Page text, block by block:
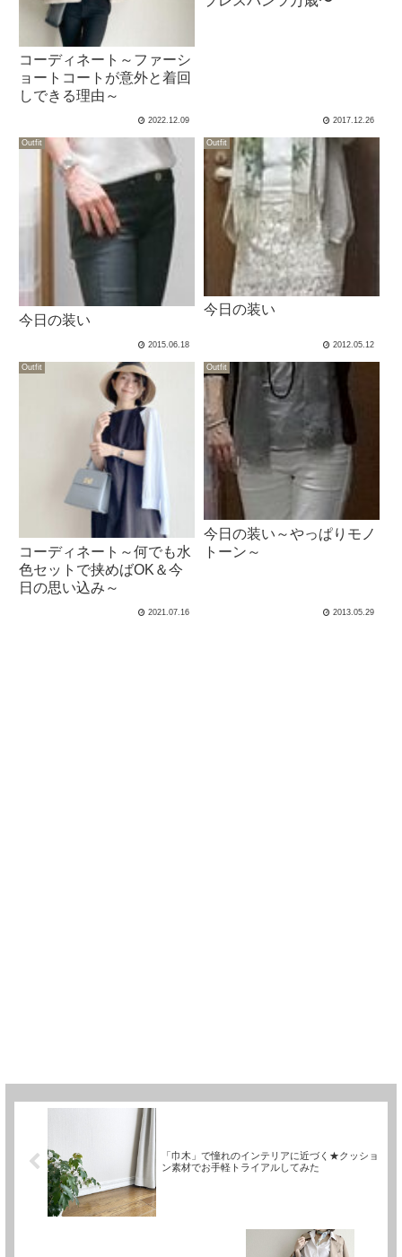
コーディネート～ファーシ
ョートコートが意外と着回
しできる理由～
2022.12.09 2017.12.26
Outfit
今日の装い
2015.06.18
Outfit
今日の装い
2012.05.12
Outfit
コーディネート～何でも水
色セットで挟めばOK＆今
日の思い込み～
2021.07.16
Outfit
今日の装い～やっぱりモノ
トーン～
2013.05.29
「巾木」で憧れのインテリアに近づく★クッショ
ン素材でお手軽トライアルしてみた